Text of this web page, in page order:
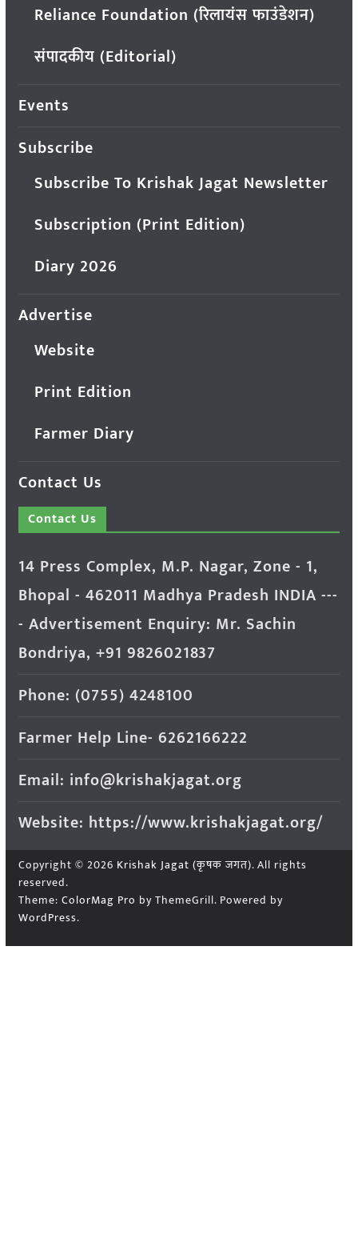
Reliance Foundation (रिलायंस फाउंडेशन)
संपादकीय (Editorial)
Events
Subscribe
Subscribe To Krishak Jagat Newsletter
Subscription (Print Edition)
Diary 2026
Advertise
Website
Print Edition
Farmer Diary
Contact Us
Contact Us
14 Press Complex, M.P. Nagar, Zone - 1,
Bhopal - 462011 Madhya Pradesh INDIA ---
- Advertisement Enquiry: Mr. Sachin
Bondriya, +91 9826021837
Phone: (0755) 4248100
Farmer Help Line- 6262166222
Email: info@krishakjagat.org
Website: https://www.krishakjagat.org/
Copyright © 2026 Krishak Jagat (कृषक जगत). All rights
reserved.
Theme: ColorMag Pro by ThemeGrill. Powered by
WordPress.